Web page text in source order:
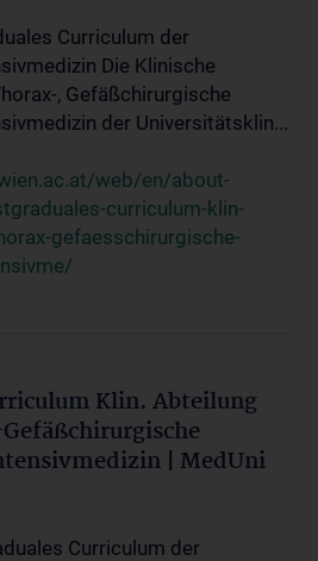
Curriculum der
Die Klinische
, Gefäßchirurgische
der Universitätsklin...
web/en/about-
curriculum-klin-
gefaesschirurgische-
Klin. Abteilung
| MedUni
Curriculum der